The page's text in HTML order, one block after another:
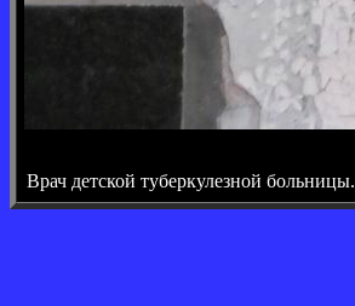
Врач детской туберкулезной больницы.